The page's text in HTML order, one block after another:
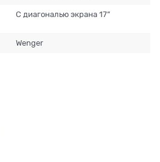
С диагональю экрана 17”
Wenger